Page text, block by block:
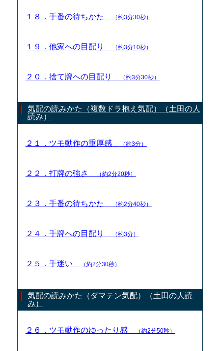
１８．手番の待ちかた （約3分30秒）
１９．他家への目配り （約3分10秒）
２０．捨て牌への目配り （約3分30秒）
気配の読みかた（複数ドラ抱え気配）（土田の人
読み）
２１．ツモ動作の重厚感 （約3分）
２２．打牌の強さ （約2分20秒）
２３．手番の待ちかた （約2分40秒）
２４．手牌への目配り （約3分）
２５．手迷い （約2分30秒）
気配の読みかた（ダマテン気配）（土田の人読
み）
２６．ツモ動作のゆったり感 （約2分50秒）